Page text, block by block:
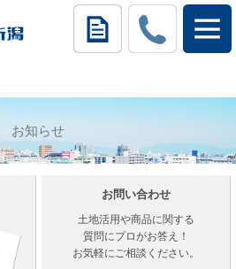
お知らせ
お問い合わせ
土地活用や商品に関する
質問にプロがお答え！
お気軽にご相談ください。